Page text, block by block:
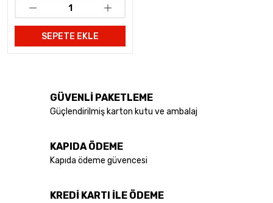
SEPETE EKLE
GÜVENLİ PAKETLEME
Güçlendirilmiş karton kutu ve ambalaj
KAPIDA ÖDEME
Kapıda ödeme güvencesi
KREDİ KARTI İLE ÖDEME